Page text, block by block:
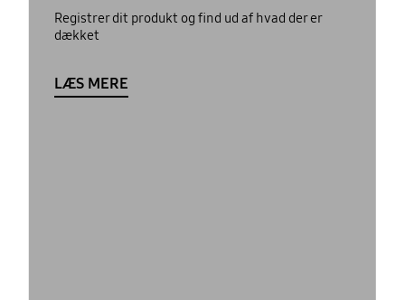
Registrer dit produkt og find ud af hvad der er
dækket
LÆS MERE